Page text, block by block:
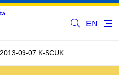
EN
2013-09-07 K-SCUK